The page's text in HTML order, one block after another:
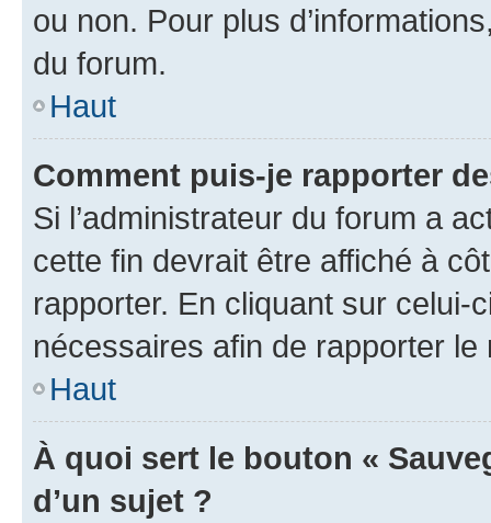
ou non. Pour plus
du forum.
Haut
Comment puis-je rapporter
Si l’administrateur du forum a
cette fin devrait être affiché à
rapporter. En cliquant sur
nécessaires afin de rapporter le
Haut
À quoi sert le bouton «
d’un sujet ?